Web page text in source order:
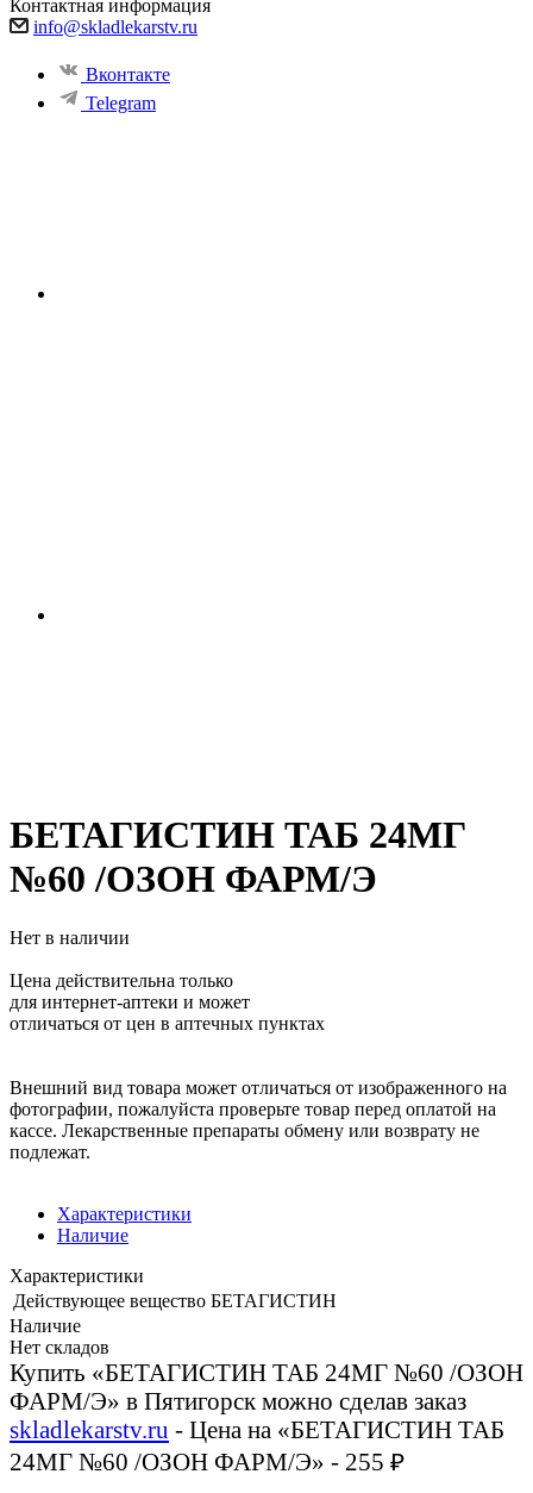
Контактная информация
info@skladlekarstv.ru
Вконтакте
Telegram
БЕТАГИСТИН ТАБ 24МГ
№60 /ОЗОН ФАРМ/Э
Нет в наличии
Цена действительна только
для интернет-аптеки и может
отличаться от цен в аптечных пунктах
Внешний вид товара может отличаться от изображенного на
фотографии, пожалуйста проверьте товар перед оплатой на
кассе. Лекарственные препараты обмену или возврату не
подлежат.
Характеристики
Наличие
Характеристики
Действующее вещество БЕТАГИСТИН
Наличие
Нет складов
Купить «БЕТАГИСТИН ТАБ 24МГ №60 /ОЗОН
ФАРМ/Э» в Пятигорск можно сделав заказ
skladlekarstv.ru - Цена на «БЕТАГИСТИН ТАБ
24МГ №60 /ОЗОН ФАРМ/Э» - 255 ₽